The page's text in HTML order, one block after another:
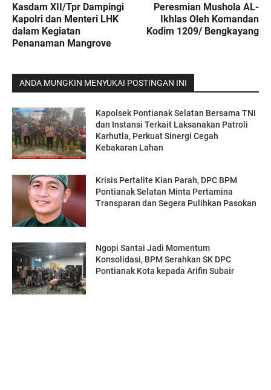
Kasdam XII/Tpr Dampingi
Kapolri dan Menteri LHK
dalam Kegiatan
Penanaman Mangrove
Peresmian Mushola AL-
Ikhlas Oleh Komandan
Kodim 1209/ Bengkayang
ANDA MUNGKIN MENYUKAI POSTINGAN INI
Kapolsek Pontianak Selatan Bersama TNI
dan Instansi Terkait Laksanakan Patroli
Karhutla, Perkuat Sinergi Cegah
Kebakaran Lahan
Krisis Pertalite Kian Parah, DPC BPM
Pontianak Selatan Minta Pertamina
Transparan dan Segera Pulihkan Pasokan
Ngopi Santai Jadi Momentum
Konsolidasi, BPM Serahkan SK DPC
Pontianak Kota kepada Arifin Subair